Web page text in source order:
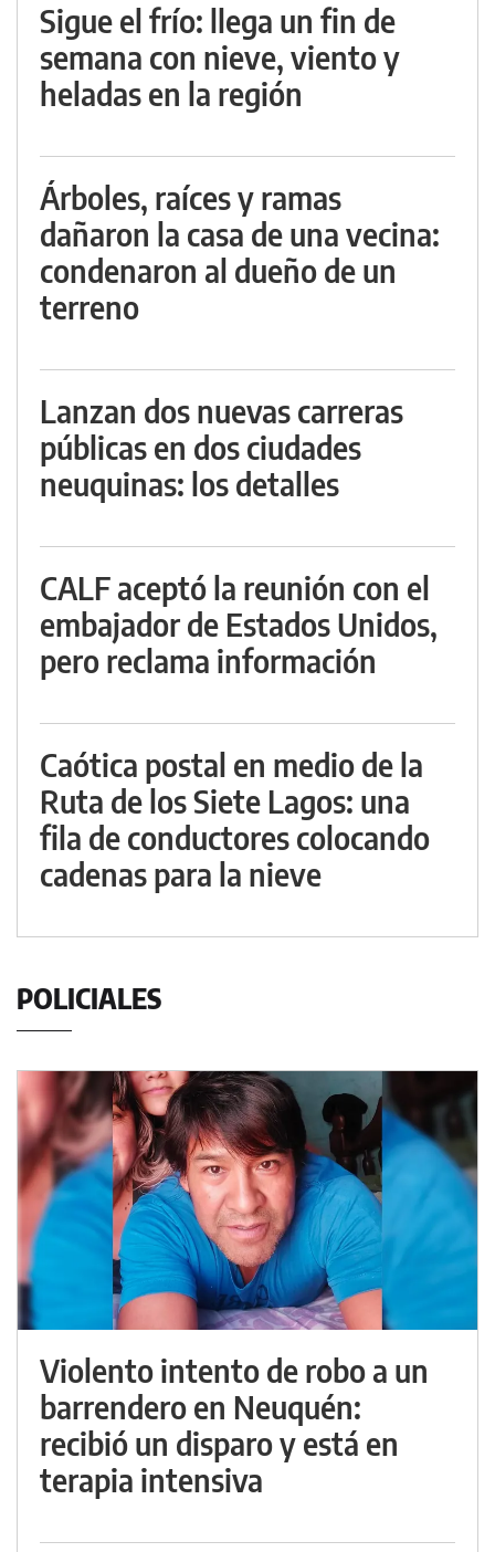
Sigue el frío: llega un fin de
semana con nieve, viento y
heladas en la región
Árboles, raíces y ramas
dañaron la casa de una vecina:
condenaron al dueño de un
terreno
Lanzan dos nuevas carreras
públicas en dos ciudades
neuquinas: los detalles
CALF aceptó la reunión con el
embajador de Estados Unidos,
pero reclama información
Caótica postal en medio de la
Ruta de los Siete Lagos: una
fila de conductores colocando
cadenas para la nieve
POLICIALES
Violento intento de robo a un
barrendero en Neuquén:
recibió un disparo y está en
terapia intensiva